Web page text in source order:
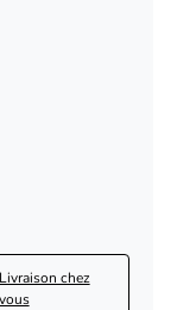
Livraison chez
vous